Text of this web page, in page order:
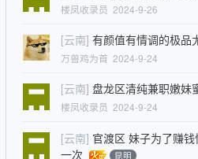
楼凤收录员 2024-9-26
[云南] 有颜值有情调的极品
万兽鸡为首 2024-9-24
[云南] 盘龙区清纯兼职嫩妹
楼凤收录员 2024-9-24
[云南] 官渡区 妹子为了赚
一次
昆明